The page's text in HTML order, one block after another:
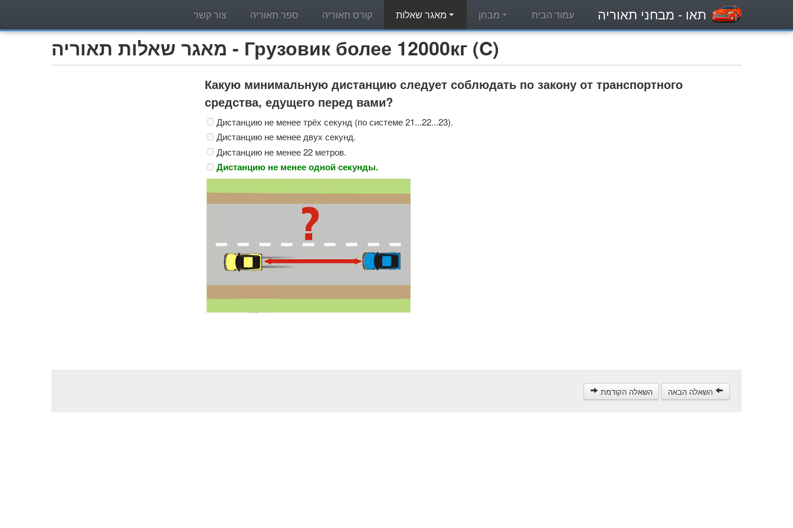
תאו - מבחני תאוריה עמוד הבית קורס תאוריה ספר תאוריה צור קשר
מאגר שאלות תאוריה - Грузовик более 12000кг (C)
Какую минимальную дистанцию следует соблюдать по закону от транспортного
средства, едущего перед вами?
Дистанцию не менее трёх секунд (по системе 21...22...23).
Дистанцию не менее двух секунд.
Дистанцию не менее 22 метров.
Дистанцию не менее одной секунды.
השאלה הקודמת